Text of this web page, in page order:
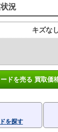
況
キズな
ドを売る 買取価
を探す